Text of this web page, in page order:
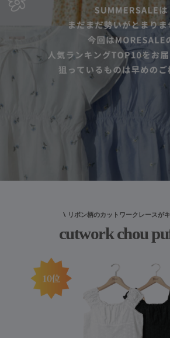
\ リボン柄のカットワークレースが
cutwork chou